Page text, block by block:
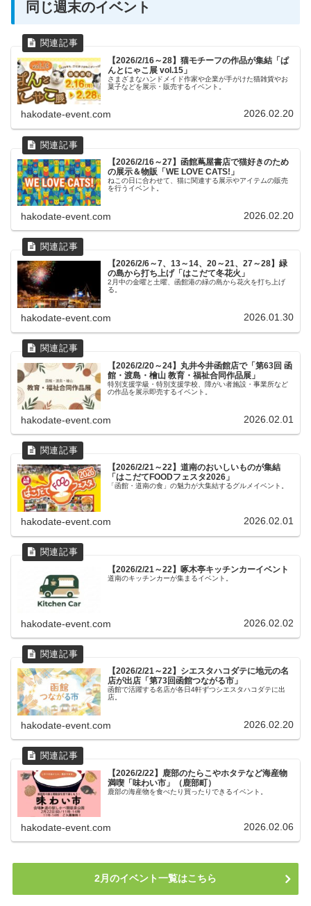
同じ週末のイベント
【2026/2/16～28】猫モチーフの作品が集結「ぱ
んとにゃこ展 vol.15」
さまざまなハンドメイド作家や企業が手がけた猫雑貨やお
菓子などを展示・販売するイベント。
hakodate-event.com 2026.02.20
【2026/2/16～27】函館蔦屋書店で猫好きのため
の展示＆物販「WE LOVE CATS!」
ねこの日に合わせて、猫に関連する展示やアイテムの販売
を行うイベント。
hakodate-event.com 2026.02.20
【2026/2/6～7、13～14、20～21、27～28】緑
の島から打ち上げ「はこだて冬花火」
2月中の金曜と土曜、函館港の緑の島から花火を打ち上げ
る。
hakodate-event.com 2026.01.30
【2026/2/20～24】丸井今井函館店で「第63回 函
館・渡島・檜山 教育・福祉合同作品展」
特別支援学級・特別支援学校、障がい者施設・事業所など
の作品を展示即売するイベント。
hakodate-event.com 2026.02.01
【2026/2/21～22】道南のおいしいものが集結
「はこだてFOODフェスタ2026」
「函館・道南の食」の魅力が大集結するグルメイベント。
hakodate-event.com 2026.02.01
【2026/2/21～22】啄木亭キッチンカーイベント
道南のキッチンカーが集まるイベント。
hakodate-event.com 2026.02.02
【2026/2/21～22】シエスタハコダテに地元の名
店が出店「第73回函館つながる市」
函館で活躍する名店が各日4軒ずつシエスタハコダテに出
店。
hakodate-event.com 2026.02.20
【2026/2/22】鹿部のたらこやホタテなど海産物
満喫「味わい市」（鹿部町）
鹿部の海産物を食べたり買ったりできるイベント。
hakodate-event.com 2026.02.06
2月のイベント一覧はこちら